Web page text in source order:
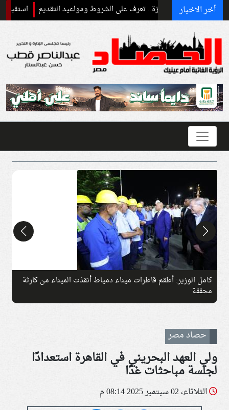
أخر الاخبار استقبال رسمي
كامل الوزير: أطقم قاطرات ميناء دمياط أنقذت الميناء من كارثة
محققة
حصاد مصر
ولي العهد البحريني في القاهرة استعدادًا
لجلسة مباحثات غدًا
الثلاثاء، 02 سبتمبر 2025 08:14 م